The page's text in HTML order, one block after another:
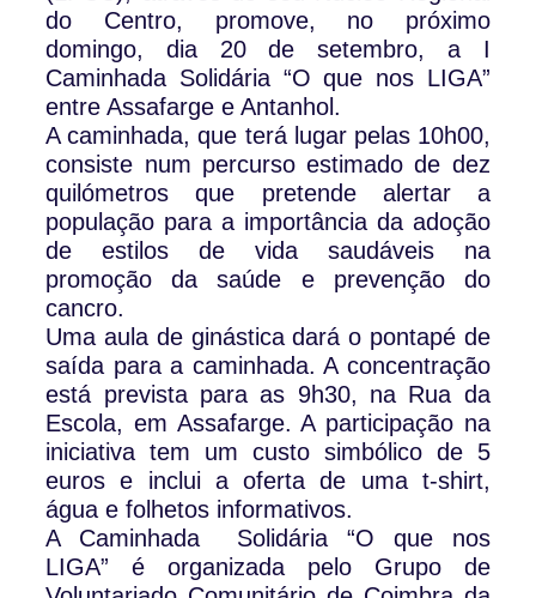
do Centro, promove, no próximo
domingo, dia 20 de setembro, a I
Caminhada Solidária “O que nos LIGA”
entre Assafarge e Antanhol.
A caminhada, que terá lugar pelas 10h00,
consiste num percurso estimado de dez
quilómetros que pretende alertar a
população para a importância da adoção
de estilos de vida saudáveis na
promoção da saúde e prevenção do
cancro.
Uma aula de ginástica dará o pontapé de
saída para a caminhada. A concentração
está prevista para as 9h30, na Rua da
Escola, em Assafarge. A participação na
iniciativa tem um custo simbólico de 5
euros e inclui a oferta de uma t-shirt,
água e folhetos informativos.
A Caminhada Solidária “O que nos
LIGA” é organizada pelo Grupo de